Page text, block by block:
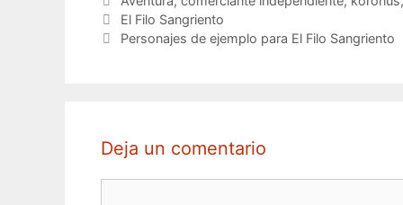
El Filo Sangriento
Personajes de ejemplo para El Filo Sangriento
Deja un comentario